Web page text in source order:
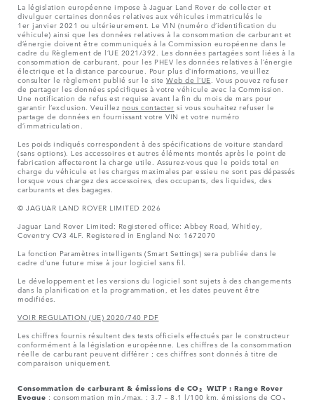
La législation européenne impose à Jaguar Land Rover de collecter et
divulguer certaines données relatives aux véhicules immatriculés le
1er janvier 2021 ou ultérieurement. Le VIN (numéro d’identification du
véhicule) ainsi que les données relatives à la consommation de carburant et
d’énergie doivent être communiqués à la Commission européenne dans le
cadre du Règlement de l’UE 2021/392. Les données partagées sont liées à la
consommation de carburant, pour les PHEV les données relatives à l’énergie
électrique et la distance parcourue. Pour plus d’informations, veuillez
consulter le règlement publié sur le site Web de l’UE . Vous pouvez refuser
de partager les données spécifiques à votre véhicule avec la Commission.
Une notification de refus est requise avant la fin du mois de mars pour
garantir l’exclusion. Veuillez nous contacter si vous souhaitez refuser le
partage de données en fournissant votre VIN et votre numéro
d’immatriculation.
Les poids indiqués correspondent à des spécifications de voiture standard
(sans options). Les accessoires et autres éléments montés après le point de
fabrication affecteront la charge utile. Assurez-vous que le poids total en
charge du véhicule et les charges maximales par essieu ne sont pas dépassés
lorsque vous chargez des accessoires, des occupants, des liquides, des
carburants et des bagages.
© JAGUAR LAND ROVER LIMITED 2026
Jaguar Land Rover Limited: Registered office: Abbey Road, Whitley,
Coventry CV3 4LF. Registered in England No: 1672070
La fonction Paramètres intelligents (Smart Settings) sera publiée dans le
cadre d’une future mise à jour logiciel sans fil.
Le développement et les versions du logiciel sont sujets à des changements
dans la planification et la programmation, et les dates peuvent être
modifiées.
VOIR REGULATION (UE) 2020/740 PDF
Les chiffres fournis résultent des tests officiels effectués par le constructeur
conformément à la législation européenne. Les chiffres de la consommation
réelle de carburant peuvent différer ; ces chiffres sont donnés à titre de
comparaison uniquement.
Consommation de carburant & émissions de CO₂ WLTP : Range Rover
Evoque : consommation min./max. : 3,7 – 8,1 l/100 km, émissions de CO₂